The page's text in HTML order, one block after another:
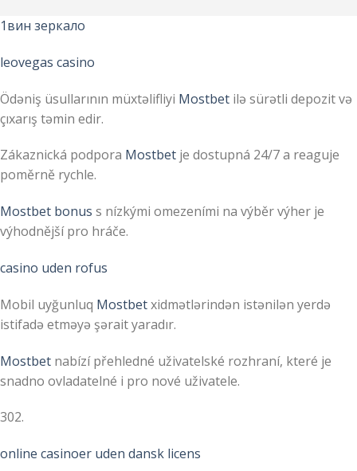
1вин зеркало
leovegas casino
Ödəniş üsullarının müxtəlifliyi Mostbet ilə sürətli depozit və
çıxarış təmin edir.
Zákaznická podpora Mostbet je dostupná 24/7 a reaguje
poměrně rychle.
Mostbet bonus s nízkými omezeními na výběr výher je
výhodnější pro hráče.
casino uden rofus
Mobil uyğunluq Mostbetxidmətlərindən istənilən yerdə
istifadə etməyə şərait yaradır.
Mostbet nabízí přehledné uživatelské rozhraní, které je
snadno ovladatelné i pro nové uživatele.
302.
online casinoer uden dansk licens